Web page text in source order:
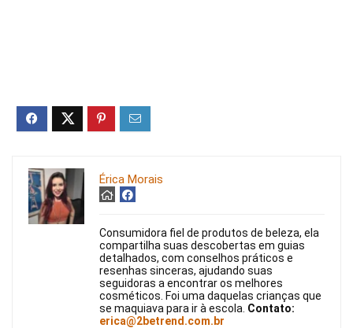
Érica Morais
Consumidora fiel de produtos de beleza, ela
compartilha suas descobertas em guias
detalhados, com conselhos práticos e
resenhas sinceras, ajudando suas
seguidoras a encontrar os melhores
cosméticos. Foi uma daquelas crianças que
se maquiava para ir à escola. Contato:
erica@2betrend.com.br